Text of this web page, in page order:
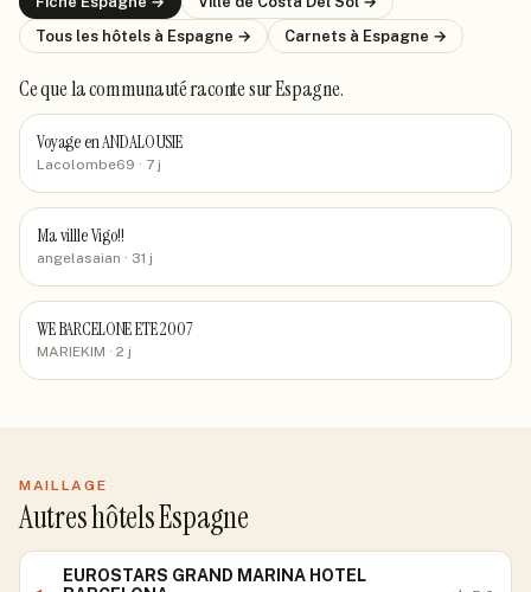
Tous les hôtels à Espagne → Carnets à Espagne →
Ce que la communauté racontesur Espagne.
Voyage en ANDALOUSIE
Lacolombe69 · 7 j
Ma villle Vigo!!
angelasaian · 31 j
WE BARCELONE ETE 2007
MARIEKIM · 2 j
MAILLAGE
Autres hôtels Espagne
EUROSTARS GRAND MARINA HOTEL